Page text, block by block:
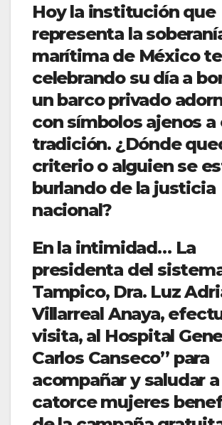
Hoy la institución que
representa la
marítima de México
celebrando su día a
un barco privado
con símbolos ajenos a
tradición. ¿Dónde
criterio o alguien se
burlando de la justicia
nacional?
En la intimidad… La
presidenta del
Tampico, Dra. Luz
Villarreal Anaya,
visita, al Hospital
Carlos Canseco” para
acompañar y saludar a
catorce mujeres